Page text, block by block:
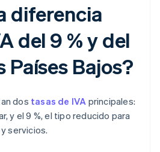
diferencia
del 9 % y del
Países Bajos?
dos tasas de IVA principales:
y el 9 %, el tipo reducido para
servicios.